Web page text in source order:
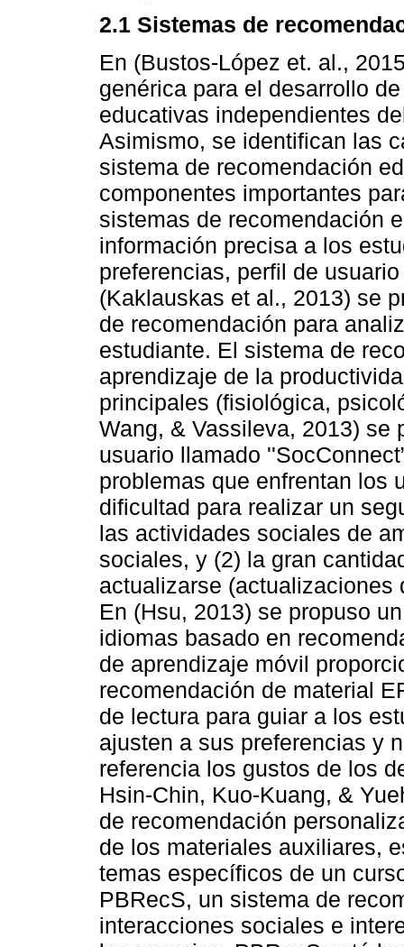
2.1 Sistemas de
En (Bustos-López et. al.,
genérica para el desarrollo
educativas independientes
Asimismo, se identifican las
sistema de recomendación
componentes importantes
sistemas de recomendación
información precisa a los
preferencias, perfil de
(Kaklauskas et al., 2013) se
de recomendación para
estudiante. El sistema de
aprendizaje de la
principales (fisiológica,
Wang, & Vassileva, 2013) se
usuario llamado
problemas que enfrentan los
dificultad para realizar un
las actividades sociales de
sociales, y (2) la gran
actualizarse
En (Hsu, 2013) se propuso
idiomas basado en
de aprendizaje móvil
recomendación de material
de lectura para guiar a los
ajusten a sus preferencias y
referencia los gustos de los
Hsin-Chin, Kuo-Kuang, &
de recomendación
de los materiales auxiliares,
temas específicos de un
PBRecS, un sistema de
interacciones sociales e